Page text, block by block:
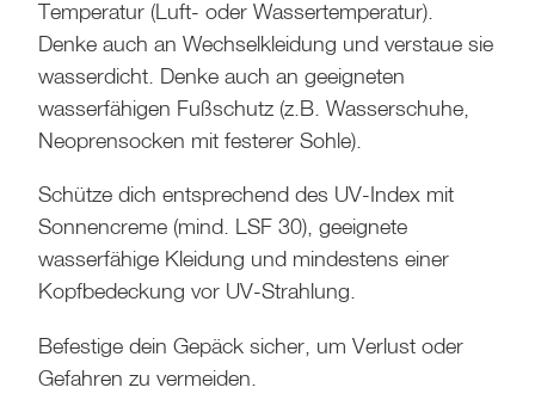
Temperatur (Luft- oder Wassertemperatur).
Denke auch an Wechselkleidung und verstaue sie
wasserdicht. Denke auch an geeigneten
wasserfähigen Fußschutz (z.B. Wasserschuhe,
Neoprensocken mit festerer Sohle).
Schütze dich entsprechend des UV-Index mit
Sonnencreme (mind. LSF 30), geeignete
wasserfähige Kleidung und mindestens einer
Kopfbedeckung vor UV-Strahlung.
Befestige dein Gepäck sicher, um Verlust oder
Gefahren zu vermeiden.